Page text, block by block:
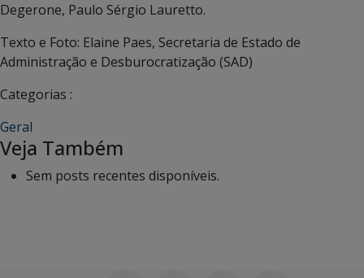
Degerone, Paulo Sérgio Lauretto.
Texto e Foto: Elaine Paes, Secretaria de Estado de
Administração e Desburocratização (SAD)
Categorias :
Geral
Veja Também
Sem posts recentes disponíveis.